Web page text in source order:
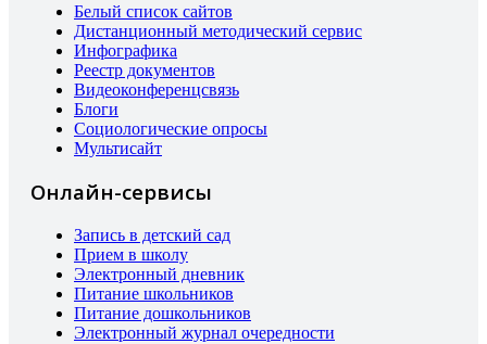
Белый список сайтов
Дистанционный методический сервис
Инфографика
Реестр документов
Видеоконференцсвязь
Блоги
Социологические опросы
Мультисайт
Онлайн-сервисы
Запись в детский сад
Прием в школу
Электронный дневник
Питание школьников
Питание дошкольников
Электронный журнал очередности